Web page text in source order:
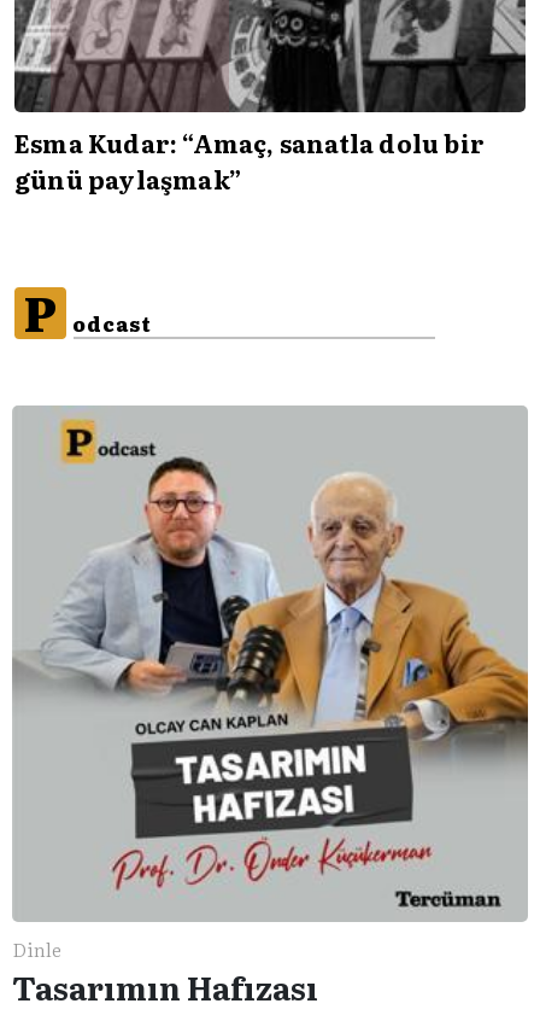
Esma Kudar: “Amaç, sanatla dolu bir
günü paylaşmak”
P odcast
Dinle
Tasarımın Hafızası